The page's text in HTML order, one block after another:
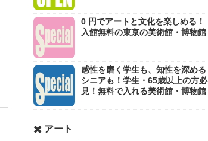
0 円でアートと文化を楽しめる！
入館無料の東京の美術館・博物館
感性を磨く学生も、知性を深める
シニアも！学生・65歳以上の方必
見！無料で入れる美術館・博物館
✖️ アート